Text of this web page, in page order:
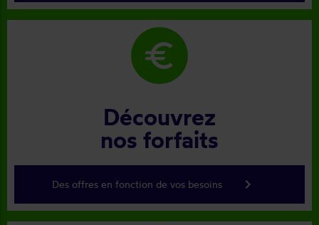
euro
Découvrez
nos forfaits
Des offres en fonction de vos besoins keyboard_arrow_right